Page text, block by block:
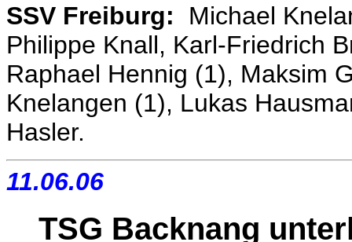
SSV Freiburg: Michael
Philippe Knall, Karl-Friedrich
Raphael Hennig (1), Maksim
Knelangen (1), Lukas
Hasler.
11.06.06
TSG Backnang